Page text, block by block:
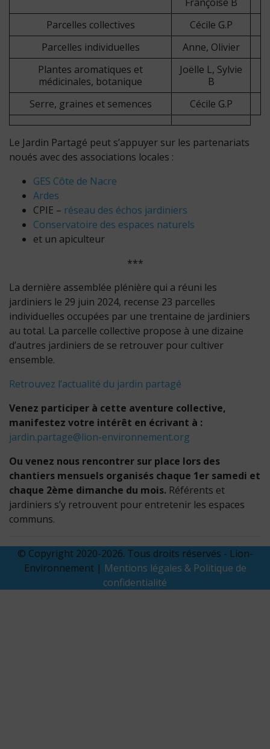
Parcelles collectives
Cécile G.P
Parcelles individuelles
Anne, Olivier
Plantes aromatiques et
médicinales, botanique
Joëlle L, Sylvie
B
Serre, graines et semences
Cécile G.P
Le Jardin Partagé peut s’appuyer sur les partenariats
noués avec des associations locales :
GES Côte de Nacre
Ardes
CPIE – réseau des échos jardiniers
Conservatoire des espaces naturels
et un apiculteur
***
La dernière assemblée plénière qui a réuni les
jardiniers le 29 juin 2024, recense 23 parcelles
individuelles occupées par une trentaine de jardiniers
au total. La parcelle collective propose à une dizaine
d’autres jardiniers de se retrouver pour cultiver
ensemble.
Retrouvez l’actualité du jardin partagé
Venez participer à cette aventure collective,
manifestez votre intérêt en écrivant à :
jardin.partage@lion-environnement.org
Ou venez nous rencontrer sur place lors des
chantiers mensuels organisés chaque 1er samedi et
chaque 2ème dimanche du mois. Référents et
jardiniers s’y retrouvent pour entretenir les espaces
communs.
© Copyright 2020-2026. Tous droits réservés - Lion-
Environnement | Mentions légales & Politique de
confidentialité